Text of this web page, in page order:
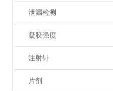
泄漏检测
凝胶强度
注射针
片剂